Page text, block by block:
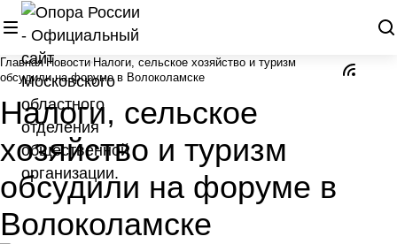
Главная Новости Налоги, сельское хозяйство и туризм
обсудили на форуме в Волоколамске
Налоги, сельское
хозяйство и туризм
обсудили на форуме в
Волоколамске